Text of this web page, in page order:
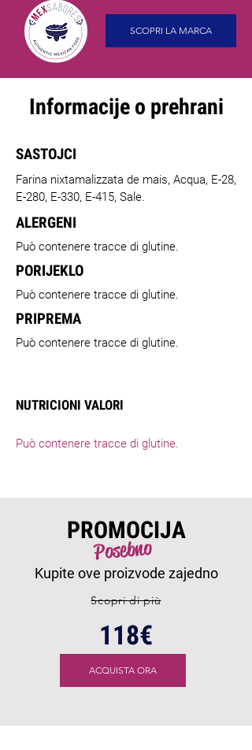
SCOPRI LA MARCA
Informacije o prehrani
SASTOJCI
Farina nixtamalizzata de mais, Acqua, E-28,
E-280, E-330, E-415, Sale.
ALERGENI
Può contenere tracce di glutine.
PORIJEKLO
Può contenere tracce di glutine.
PRIPREMA
Può contenere tracce di glutine.
NUTRICIONI VALORI
Può contenere tracce di glutine.
PROMOCIJA
Posebno
Kupite ove proizvode zajedno
Scopri di più
118€
ACQUISTA ORA